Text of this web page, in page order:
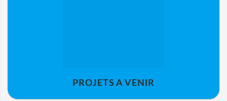
PROJETS A VENIR